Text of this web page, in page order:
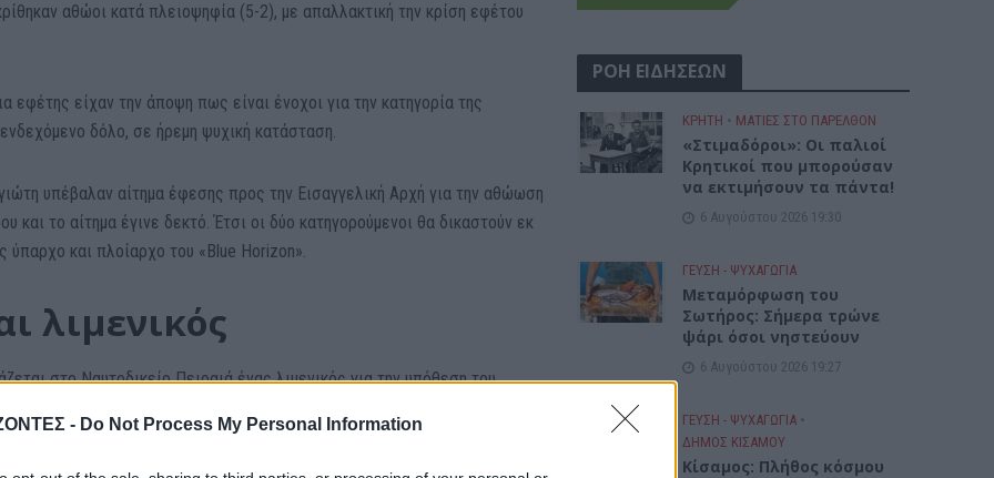
- Do Not Process My Personal Information
αθώοι κατά πλειοψηφία (5-2), με απαλλακτική την κρίση εφέτου
εφέτης είχαν την άποψη πως είναι ένοχοι για την κατηγορία της
δόλο, σε ήρεμη ψυχική κατάσταση.
υπέβαλαν αίτημα έφεσης προς την Εισαγγελική Αρχή για την αθώωση
και το αίτημα έγινε δεκτό. Έτσι οι δύο κατηγορούμενοι θα δικαστούν εκ
ύπαρχο και πλοίαρχο του «Blue Horizon».
λιμενικός
στο Ναυτοδικείο Πειραιά ένας λιμενικός για την υπόθεση του
κατηγορείται για διατάραξη της ασφάλειας των συγκοινωνιών
προς επιτήρηση.
ΡΟΗ ΕΙΔΗΣΕΩΝ
ΚΡΗΤΗ • ΜΑΤΙΕΣ ΣΤΟ ΠΑΡΕΛΘΟΝ
«Στιμαδόροι»: Οι παλιοί
Κρητικοί που μπορούσαν
να εκτιμήσουν τα πάντα!
6 Αυγούστου 2026 19:30
ΓΕΎΣΗ - ΨΥΧΑΓΩΓΊΑ
Μεταμόρφωση του
Σωτήρος: Σήμερα τρώνε
ψάρι όσοι νηστεύουν
6 Αυγούστου 2026 19:27
ΓΕΎΣΗ - ΨΥΧΑΓΩΓΊΑ •
ΔΉΜΟΣ ΚΙΣΆΜΟΥ
Κίσαμος: Πλήθος κόσμου